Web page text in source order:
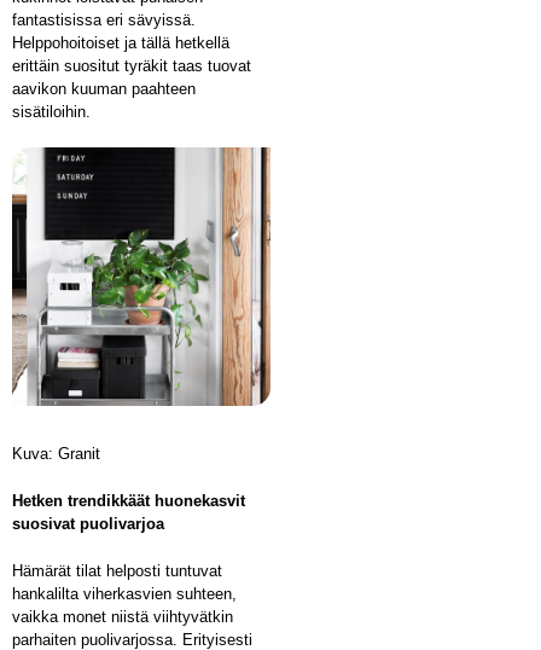
fantastisissa eri sävyissä.
Helppohoitoiset ja tällä hetkellä
erittäin suositut tyräkit taas tuovat
aavikon kuuman paahteen
sisätiloihin.
Kuva: Granit
Hetken trendikkäät huonekasvit
suosivat puolivarjoa
Hämärät tilat helposti tuntuvat
hankalilta viherkasvien suhteen,
vaikka monet niistä viihtyvätkin
parhaiten puolivarjossa. Erityisesti